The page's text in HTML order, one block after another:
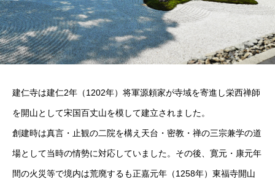
建仁寺は建仁2年（1202年）将軍源頼家が寺域を寄進し栄西禅師
を開山として宋国百丈山を模して建立されました。
創建時は真言・止観の二院を構え天台・密教・禅の三宗兼学の道
場として当時の情勢に対応していました。その後、寛元・康元年
間の火災等で境内は荒廃するも正嘉元年（1258年）東福寺開山